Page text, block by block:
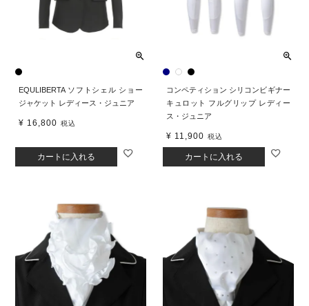
EQULIBERTA ソフトシェル ショー
ジャケット レディース・ジュニア
¥ 16,800 税込
カートに入れる
コンペティション シリコンビギナー
キュロット フルグリップ レディー
ス・ジュニア
¥ 11,900 税込
カートに入れる